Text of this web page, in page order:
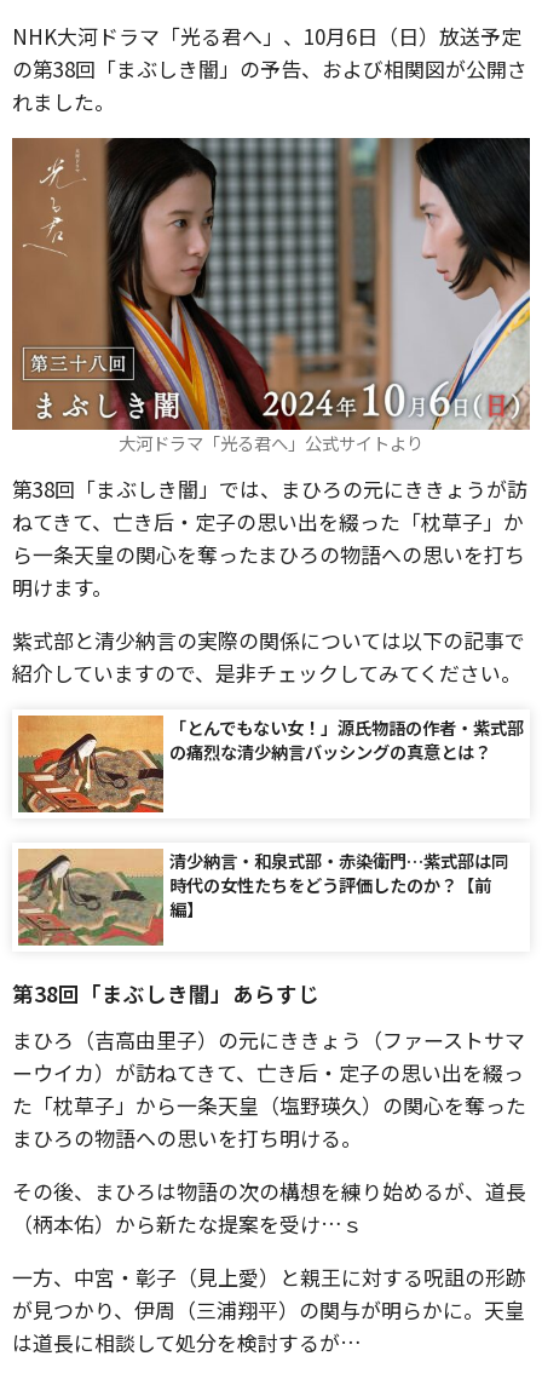
NHK大河ドラマ「光る君へ」、10月6日（日）放送予定
の第38回「まぶしき闇」の予告、および相関図が公開さ
れました。
大河ドラマ「光る君へ」公式サイトより
第38回「まぶしき闇」では、まひろの元にききょうが訪
ねてきて、亡き后・定子の思い出を綴った「枕草子」か
ら一条天皇の関心を奪ったまひろの物語への思いを打ち
明けます。
紫式部と清少納言の実際の関係については以下の記事で
紹介していますので、是非チェックしてみてください。
「とんでもない女！」源氏物語の作者・紫式部
の痛烈な清少納言バッシングの真意とは？
清少納言・和泉式部・赤染衛門…紫式部は同
時代の女性たちをどう評価したのか？【前
編】
第38回「まぶしき闇」あらすじ
まひろ（吉高由里子）の元にききょう（ファーストサマ
ーウイカ）が訪ねてきて、亡き后・定子の思い出を綴っ
た「枕草子」から一条天皇（塩野瑛久）の関心を奪った
まひろの物語への思いを打ち明ける。
その後、まひろは物語の次の構想を練り始めるが、道長
（柄本佑）から新たな提案を受け…ｓ
一方、中宮・彰子（見上愛）と親王に対する呪詛の形跡
が見つかり、伊周（三浦翔平）の関与が明らかに。天皇
は道長に相談して処分を検討するが…